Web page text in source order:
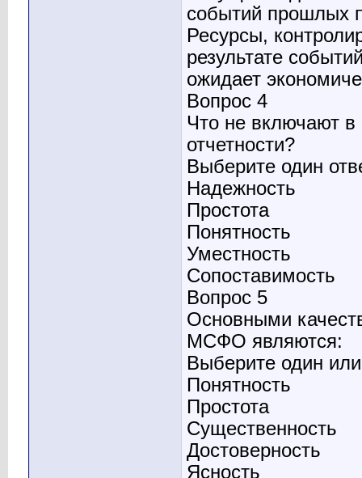
событий прошлых
Ресурсы,
результате
ожидает
Вопрос 4
Что не включают в
отчетности?
Выберите один
Надежность
Простота
Понятность
Уместность
Сопоставимость
Вопрос 5
Основными
МСФО являются:
Выберите один
Понятность
Простота
Существенность
Достоверность
Ясность